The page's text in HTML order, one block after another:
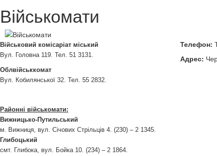
Військомати
Телефон:
Адрес:
Військовий комісаріат міський
Вул. Головна 119. Тел. 51 3131.
Облвійськкомат
Вул. Кобилянської 32. Тел. 55 2832.
Районні військомати:
Вижницько-Путильський
м. Вижниця, вул. Січових Стрільців 4. (230) – 2 1345.
Глибоцький
смт. Глибока, вул. Бойка 10. (234) – 2 1864.